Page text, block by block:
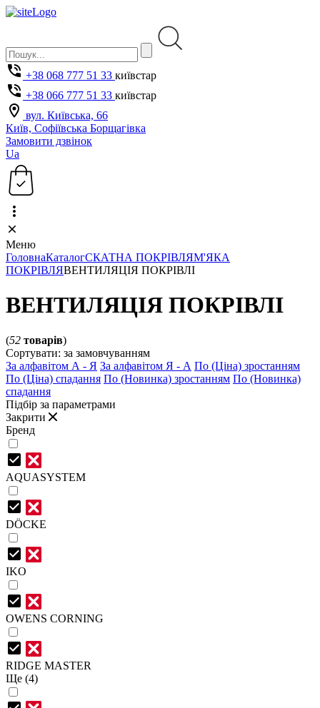
+38 068 777 51 33 київстар
+38 066 777 51 33 київстар
вул. Київська, 66
Київ, Софіївська Борщагівка
Замовити дзвінок
Ua
Меню
ГоловнаКаталогСКАТНА ПОКРІВЛЯМ'ЯКА
ПОКРІВЛЯВЕНТИЛЯЦІЯ ПОКРІВЛІ
ВЕНТИЛЯЦІЯ ПОКРІВЛІ
(52 товарів)
Сортувати: за замовчуванням
За алфавітом А - Я За алфавітом Я - А По (Ціна) зростанням
По (Ціна) спадання По (Новинка) зростанням По (Новинка)
спадання
Підбір за параметрами
Закрити
Бренд
AQUASYSTEM
DÖCKE
IKO
OWENS CORNING
RIDGE MASTER
Ще (4)